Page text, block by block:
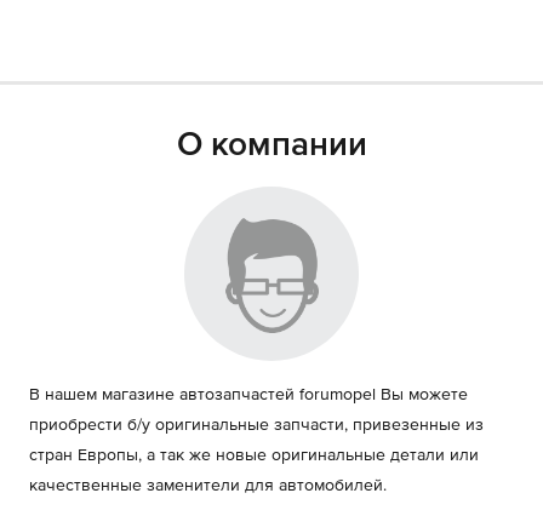
О компании
В нашем магазине автозапчастей forumopel Вы можете
приобрести б/у оригинальные запчасти, привезенные из
стран Европы, а так же новые оригинальные детали или
качественные заменители для автомобилей.